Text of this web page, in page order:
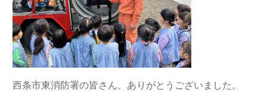
西条市東消防署の皆さん、ありがとうございました。